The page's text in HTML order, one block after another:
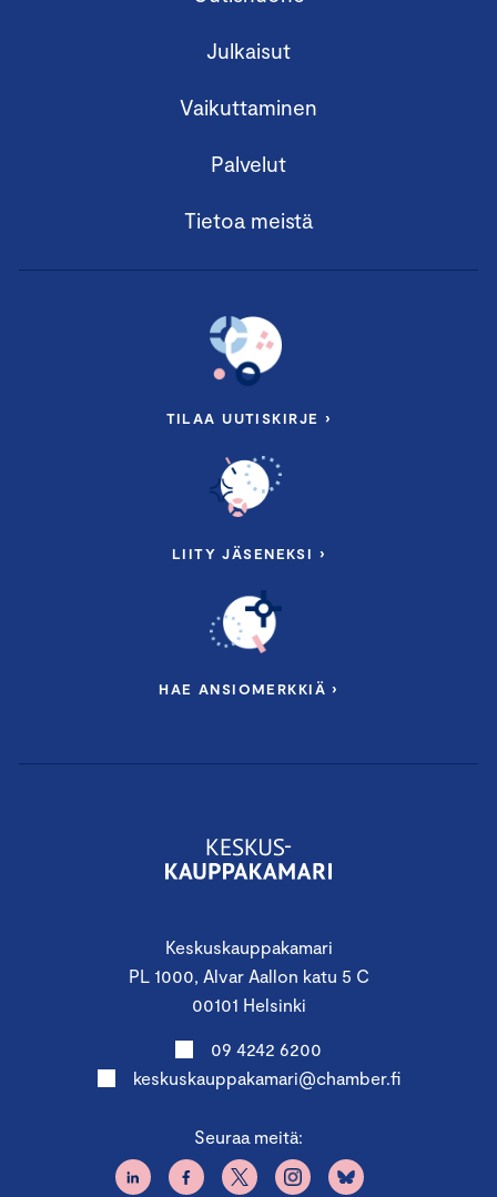
Keskuskauppakamari
PL 1000, Alvar Aallon katu 5 C
00101 Helsinki
09 4242 6200
keskuskauppakamari@chamber.fi
Seuraa meitä:
Julkaisut
Vaikuttaminen
Palvelut
Tietoa meistä
TILAA UUTISKIRJE ›
LIITY JÄSENEKSI ›
HAE ANSIOMERKKIÄ ›